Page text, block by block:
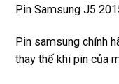
Pin Samsung J5
Pin samsung chính
thay thế khi pin của